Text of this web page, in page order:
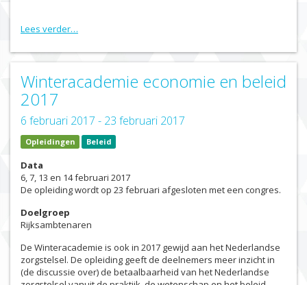
Lees verder…
Winteracademie economie en beleid
2017
6 februari 2017 - 23 februari 2017
Opleidingen Beleid
Data
6, 7, 13 en 14 februari 2017
De opleiding wordt op 23 februari afgesloten met een congres.
Doelgroep
Rijksambtenaren
De Winteracademie is ook in 2017 gewijd aan het Nederlandse
zorgstelsel. De opleiding geeft de deelnemers meer inzicht in
(de discussie over) de betaalbaarheid van het Nederlandse